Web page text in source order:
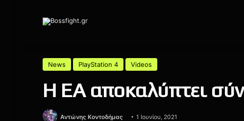
News PlayStation 4 Videos
Η EA αποκαλύπτει
Αντώνης Κοντοδήμας 1 Ιουνίου, 2021